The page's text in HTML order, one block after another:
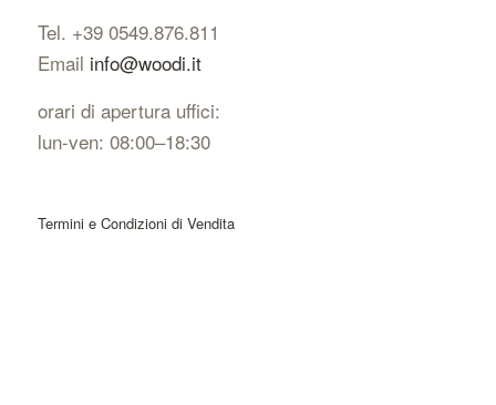
Tel. +39 0549.876.811
Email info@woodi.it
orari di apertura uffici:
lun-ven: 08:00–18:30
Termini e Condizioni di Vendita